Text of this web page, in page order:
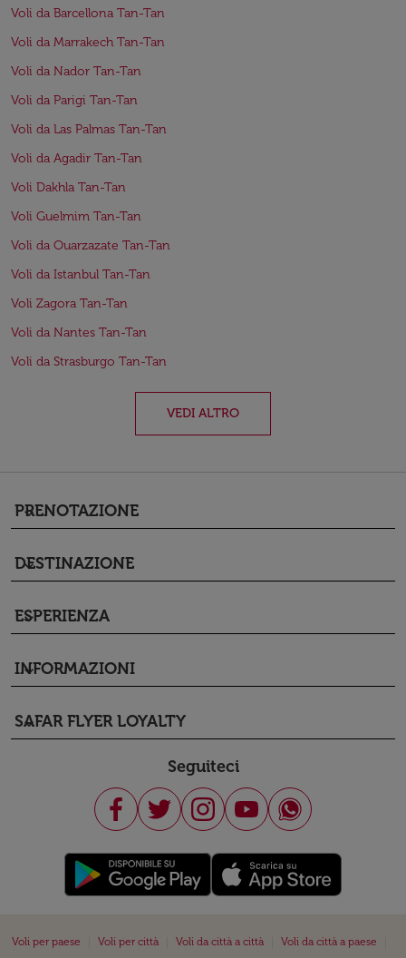
Voli da Barcellona Tan-Tan
Voli da Marrakech Tan-Tan
Voli da Nador Tan-Tan
Voli da Parigi Tan-Tan
Voli da Las Palmas Tan-Tan
Voli da Agadir Tan-Tan
Voli Dakhla Tan-Tan
Voli Guelmim Tan-Tan
Voli da Ouarzazate Tan-Tan
Voli da Istanbul Tan-Tan
Voli Zagora Tan-Tan
Voli da Nantes Tan-Tan
Voli da Strasburgo Tan-Tan
VEDI ALTRO
PRENOTAZIONE
keyboard_arrow_down
DESTINAZIONE
keyboard_arrow_down
ESPERIENZA
keyboard_arrow_down
INFORMAZIONI
keyboard_arrow_down
SAFAR FLYER LOYALTY
keyboard_arrow_down
Seguiteci
Voli per paese Voli per città Voli da città a città Voli da città a paese